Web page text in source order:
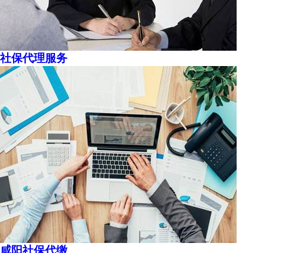
社保代理服务
咸阳社保代缴